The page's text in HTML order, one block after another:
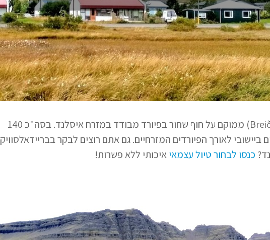
הכפר הקטנטן בריידאלסוויק (Breiðdalsvík) ממוקם על חוף שחור בפיורד מבודד במזרח איסלנד. בסה"כ 140
לאורך הפיורדים המזרחיים. גם אתם רוצים לבקר בבריידאלסוויק
כנסו לבחור טיול עצמאיאיכותי ללא פשרות!